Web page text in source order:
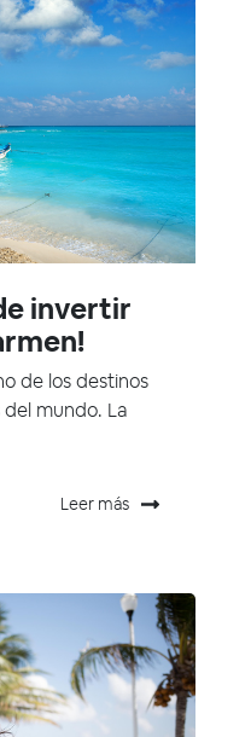
invertir
de los destinos
mundo. La
Leer más